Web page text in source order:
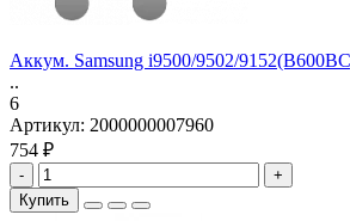
Аккум. Samsung i9500/9502/
..
6
Артикул: 2000000007960
754 ₽
-
+
Купить